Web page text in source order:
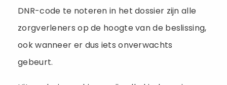
DNR-code te noteren in het dossier zijn alle
zorgverleners op de hoogte van de beslissing,
ook wanneer er dus iets onverwachts
gebeurt.